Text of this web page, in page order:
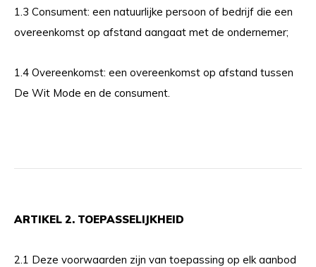
1.3 Consument: een natuurlijke persoon of bedrijf die een
overeenkomst op afstand aangaat met de ondernemer;
1.4 Overeenkomst: een overeenkomst op afstand tussen
De Wit Mode en de consument.
ARTIKEL 2. TOEPASSELIJKHEID
2.1 Deze voorwaarden zijn van toepassing op elk aanbod